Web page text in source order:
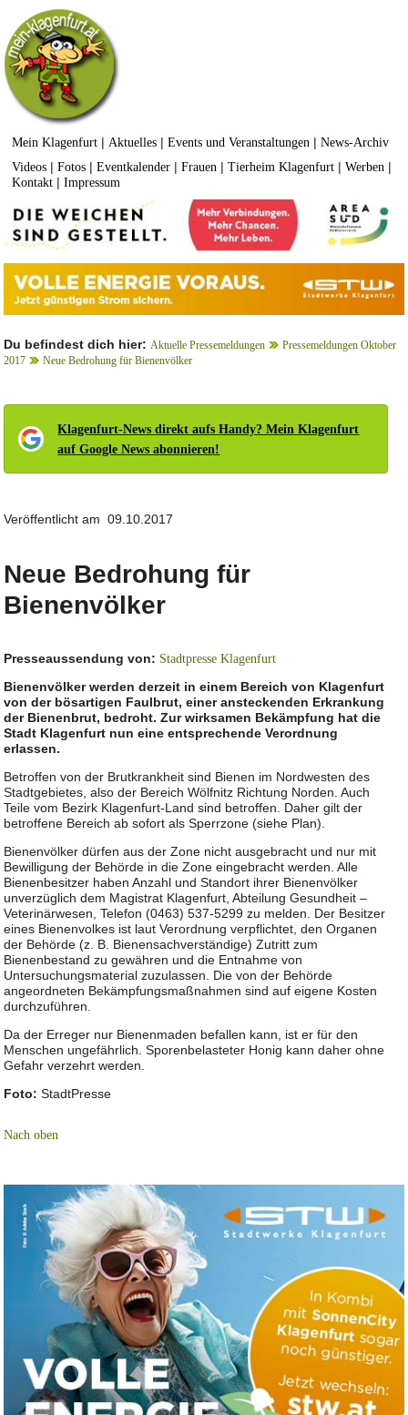
Mein Klagenfurt | Aktuelles |Events und Veranstaltungen |News-Archiv
Videos |Fotos |Eventkalender |Frauen |Tierheim Klagenfurt |Werben |
Kontakt |Impressum
Du befindest dich hier: Aktuelle Pressemeldungen
Pressemeldungen Oktober
2017
Neue Bedrohung für Bienenvölker
Klagenfurt-News direkt aufs Handy? Mein Klagenfurt
auf Google News abonnieren!
Veröffentlicht am 09.10.2017
Neue Bedrohung für
Bienenvölker
Presseaussendung von: Stadtpresse Klagenfurt
Bienenvölker werden derzeit in einem Bereich von Klagenfurt
von der bösartigen Faulbrut, einer ansteckenden Erkrankung
der Bienenbrut, bedroht. Zur wirksamen Bekämpfung hat die
Stadt Klagenfurt nun eine entsprechende Verordnung
erlassen.
Betroffen von der Brutkrankheit sind Bienen im Nordwesten des
Stadtgebietes, also der Bereich Wölfnitz Richtung Norden. Auch
Teile vom Bezirk Klagenfurt-Land sind betroffen. Daher gilt der
betroffene Bereich ab sofort als Sperrzone (siehe Plan).
Bienenvölker dürfen aus der Zone nicht ausgebracht und nur mit
Bewilligung der Behörde in die Zone eingebracht werden. Alle
Bienenbesitzer haben Anzahl und Standort ihrer Bienenvölker
unverzüglich dem Magistrat Klagenfurt, Abteilung Gesundheit –
Veterinärwesen, Telefon (0463) 537-5299 zu melden. Der Besitzer
eines Bienenvolkes ist laut Verordnung verpflichtet, den Organen
der Behörde (z. B. Bienensachverständige) Zutritt zum
Bienenbestand zu gewähren und die Entnahme von
Untersuchungsmaterial zuzulassen. Die von der Behörde
angeordneten Bekämpfungsmaßnahmen sind auf eigene Kosten
durchzuführen.
Da der Erreger nur Bienenmaden befallen kann, ist er für den
Menschen ungefährlich. Sporenbelasteter Honig kann daher ohne
Gefahr verzehrt werden.
Foto:StadtPresse
Nach oben